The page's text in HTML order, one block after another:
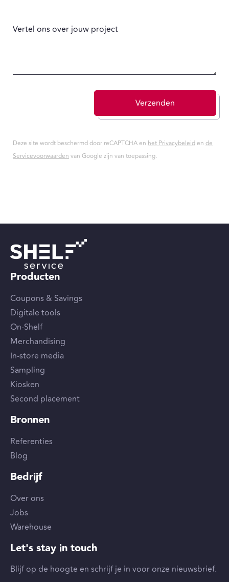
Vertel ons over jouw project
Verzenden
Deze site wordt beschermd door reCAPTCHA en het Privacybeleiden de
Servicevoorwaardenvan Google zijn van toepassing.
Producten
Coupons & Savings
Digitale tools
On-Shelf
Merchandising
In-store media
Sampling
Kiosken
Second placement
Bronnen
Referenties
Blog
Bedrijf
Over ons
Jobs
Warehouse
Let's stay in touch
Blijf op de hoogte en schrijf je in voor onze nieuwsbrief.